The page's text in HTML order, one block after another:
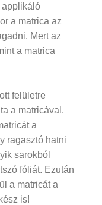
applikáló
a matrica az
Mert az
a matrica
felületre
a matricával.
a
ragasztó hatni
sarokból
fóliát. Ezután
a matricát a
is!